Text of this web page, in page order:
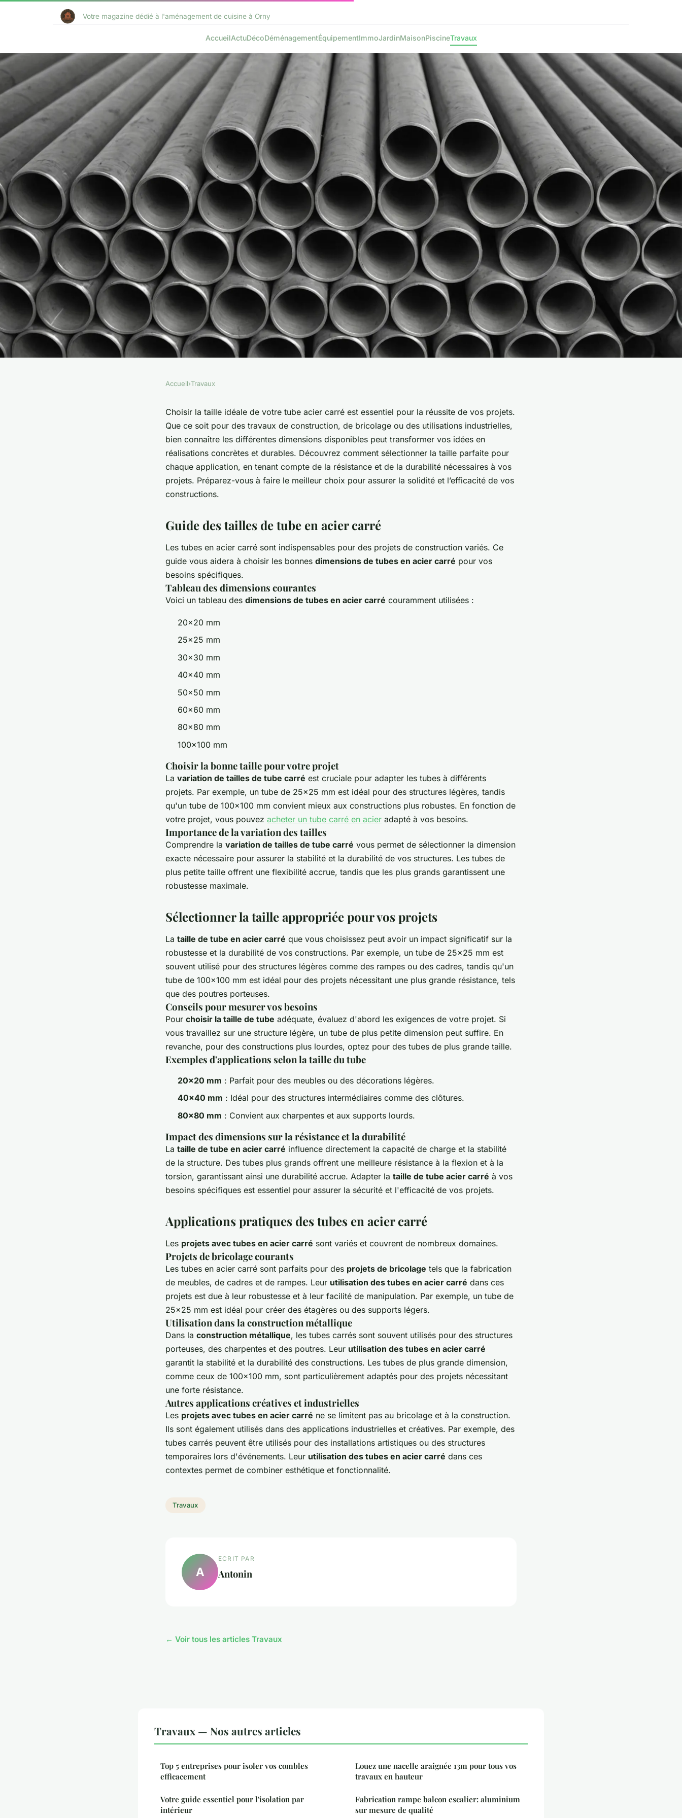
Votre magazine dédié à l'aménagement de cuisine à Orny
AccueilActuDécoDéménagementÉquipementImmoJardinMaisonPiscineTravaux
Tube acier carré : choisissez la taille
parfaite pour vos projets
Accueil›Travaux
Choisir la taille idéale de votre tube acier carré est essentiel pour la réussite de vos projets.
Que ce soit pour des travaux de construction, de bricolage ou des utilisations industrielles,
bien connaître les différentes dimensions disponibles peut transformer vos idées en
réalisations concrètes et durables. Découvrez comment sélectionner la taille parfaite pour
chaque application, en tenant compte de la résistance et de la durabilité nécessaires à vos
projets. Préparez-vous à faire le meilleur choix pour assurer la solidité et l’efficacité de vos
constructions.
Guide des tailles de tube en acier carré
Les tubes en acier carré sont indispensables pour des projets de construction variés. Ce
guide vous aidera à choisir les bonnes dimensions de tubes en acier carré pour vos
besoins spécifiques.
Tableau des dimensions courantes
Voici un tableau des dimensions de tubes en acier carré couramment utilisées :
20x20 mm
25x25 mm
30x30 mm
40x40 mm
50x50 mm
60x60 mm
80x80 mm
100x100 mm
Choisir la bonne taille pour votre projet
La variation de tailles de tube carré est cruciale pour adapter les tubes à différents
projets. Par exemple, un tube de 25x25 mm est idéal pour des structures légères, tandis
qu'un tube de 100x100 mm convient mieux aux constructions plus robustes. En fonction de
votre projet, vous pouvez acheter un tube carré en acier adapté à vos besoins.
Importance de la variation des tailles
Comprendre la variation de tailles de tube carré vous permet de sélectionner la dimension
exacte nécessaire pour assurer la stabilité et la durabilité de vos structures. Les tubes de
plus petite taille offrent une flexibilité accrue, tandis que les plus grands garantissent une
robustesse maximale.
Sélectionner la taille appropriée pour vos projets
La taille de tube en acier carré que vous choisissez peut avoir un impact significatif sur la
robustesse et la durabilité de vos constructions. Par exemple, un tube de 25x25 mm est
souvent utilisé pour des structures légères comme des rampes ou des cadres, tandis qu'un
tube de 100x100 mm est idéal pour des projets nécessitant une plus grande résistance, tels
que des poutres porteuses.
Conseils pour mesurer vos besoins
Pour choisir la taille de tube adéquate, évaluez d'abord les exigences de votre projet. Si
vous travaillez sur une structure légère, un tube de plus petite dimension peut suffire. En
revanche, pour des constructions plus lourdes, optez pour des tubes de plus grande taille.
Exemples d'applications selon la taille du tube
20x20 mm : Parfait pour des meubles ou des décorations légères.
40x40 mm : Idéal pour des structures intermédiaires comme des clôtures.
80x80 mm : Convient aux charpentes et aux supports lourds.
Impact des dimensions sur la résistance et la durabilité
La taille de tube en acier carré influence directement la capacité de charge et la stabilité
de la structure. Des tubes plus grands offrent une meilleure résistance à la flexion et à la
torsion, garantissant ainsi une durabilité accrue. Adapter la taille de tube acier carré à vos
besoins spécifiques est essentiel pour assurer la sécurité et l'efficacité de vos projets.
Applications pratiques des tubes en acier carré
Les projets avec tubes en acier carré sont variés et couvrent de nombreux domaines.
Projets de bricolage courants
Les tubes en acier carré sont parfaits pour des projets de bricolage tels que la fabrication
de meubles, de cadres et de rampes. Leur utilisation des tubes en acier carré dans ces
projets est due à leur robustesse et à leur facilité de manipulation. Par exemple, un tube de
25x25 mm est idéal pour créer des étagères ou des supports légers.
Utilisation dans la construction métallique
Dans la construction métallique, les tubes carrés sont souvent utilisés pour des structures
porteuses, des charpentes et des poutres. Leur utilisation des tubes en acier carré
garantit la stabilité et la durabilité des constructions. Les tubes de plus grande dimension,
comme ceux de 100x100 mm, sont particulièrement adaptés pour des projets nécessitant
une forte résistance.
Autres applications créatives et industrielles
Les projets avec tubes en acier carré ne se limitent pas au bricolage et à la construction.
Ils sont également utilisés dans des applications industrielles et créatives. Par exemple, des
tubes carrés peuvent être utilisés pour des installations artistiques ou des structures
temporaires lors d'événements. Leur utilisation des tubes en acier carré dans ces
contextes permet de combiner esthétique et fonctionnalité.
Travaux
A
ECRIT PAR
Antonin
← Voir tous les articles Travaux
Travaux — Nos autres articles
Top 5 entreprises pour isoler vos combles
efficacement
Votre guide essentiel pour l'isolation par
intérieur
Louez une nacelle araignée 13m pour tous vos
travaux en hauteur
Fabrication rampe balcon escalier: aluminium
sur mesure de qualité